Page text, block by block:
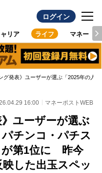
ログイン
リア ライフ マネー
グ発表》ユーザーが選ぶ「2025年の
16:00 マネーポストWEB
》ユーザーが選ぶ
パチンコ・パチス
が第1位に 昨今
した出玉スペッ